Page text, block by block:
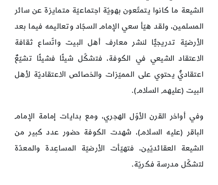
الشيعة ما كانوا يتمتّعون بهويّة اجتماعيّة متمايزة عن سائر
المسلمين، ولقد هيّأ سعي الإمام السجّاد وتعاليمه فيما بعد
الأرضيّة تدريجيًّا لنشر معارف أهل البيت واتّساع ثقافة
الاعتقاد الشيعي في الكوفة، فتشكّل شيئًا فشيئًا تشيّعٌ
اعتقاديٌّ يحتوي على المميّزات والخصائص الاعتقاديّة لأهل
البيت (عليهم السلام).
وفي أواخر القرن الأوّل الهجري، ومع بدايات إمامة الإمام
الباقر (عليه السلام)، شهدت الكوفة حضور عدد كبير من
الشيعة العقائديّين، فتهيّأت الأرضيّة المساعِدة والمعدّة
لتشكّل مدرسة فكريّة.